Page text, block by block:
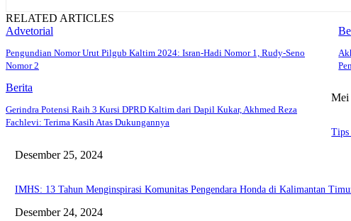
RELATED ARTICLES
Advetorial
Pengundian Nomor Urut Pilgub Kaltim 2024: Isran-Hadi Nomor 1, Rudy-Seno
Nomor 2
Berita
Gerindra Potensi Raih 3 Kursi DPRD Kaltim dari Dapil Kukar, Akhmed Reza
Fachlevi: Terima Kasih Atas Dukungannya
Mei
Tips
Desember 25, 2024
IMHS: 13 Tahun Menginspirasi Komunitas Pengendara Honda di Kalimantan
Desember 24, 2024